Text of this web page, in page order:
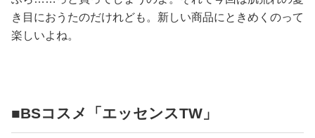
き目におうたのだけれども。新しい商品にときめくのって
楽しいよね。
■BSコスメ「エッセンスTW」